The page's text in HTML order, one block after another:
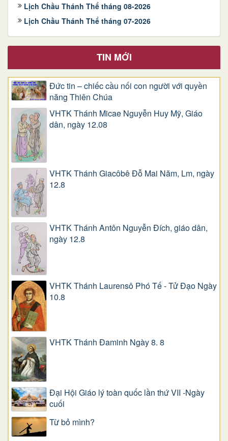
Lịch Chầu Thánh Thể tháng 08-2026
Lịch Chầu Thánh Thể tháng 07-2026
TIN MỚI
Đức tin – chiếc cầu nối con người với quyền
năng Thiên Chúa
VHTK Thánh Micae Nguyễn Huy Mỹ, Giáo
dân, ngày 12.08
VHTK Thánh Giacôbê Ðỗ Mai Năm, Lm, ngày
12.8
VHTK Thánh Antôn Nguyễn Ðích, giáo dân,
ngày 12.8
VHTK Thánh Laurensô Phó Tế - Tử Đạo Ngày
10.8
VHTK Thánh Đaminh Ngày 8. 8
Đại Hội Giáo lý toàn quốc lần thứ VII -Ngày
cuối
Từ bỏ mình?